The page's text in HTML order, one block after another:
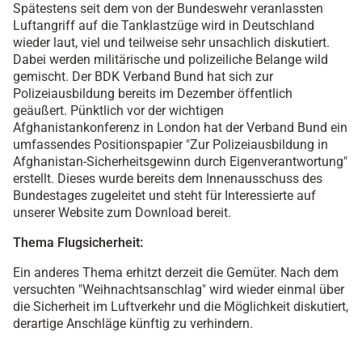
Spätestens seit dem von der Bundeswehr veranlassten
Luftangriff auf die Tanklastzüge wird in Deutschland
wieder laut, viel und teilweise sehr unsachlich diskutiert.
Dabei werden militärische und polizeiliche Belange wild
gemischt. Der BDK Verband Bund hat sich zur
Polizeiausbildung bereits im Dezember öffentlich
geäußert. Pünktlich vor der wichtigen
Afghanistankonferenz in London hat der Verband Bund ein
umfassendes Positionspapier "Zur Polizeiausbildung in
Afghanistan-Sicherheitsgewinn durch Eigenverantwortung"
erstellt. Dieses wurde bereits dem Innenausschuss des
Bundestages zugeleitet und steht für Interessierte auf
unserer Website zum Download bereit.
Thema Flugsicherheit:
Ein anderes Thema erhitzt derzeit die Gemüter. Nach dem
versuchten "Weihnachtsanschlag" wird wieder einmal über
die Sicherheit im Luftverkehr und die Möglichkeit diskutiert,
derartige Anschläge künftig zu verhindern.